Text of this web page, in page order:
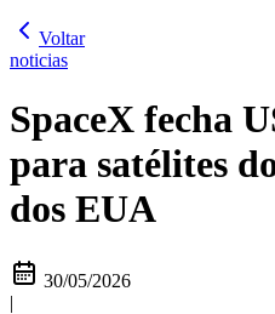
Voltar
noticias
SpaceX fecha
para satélites
dos EUA
30/05/2026
|